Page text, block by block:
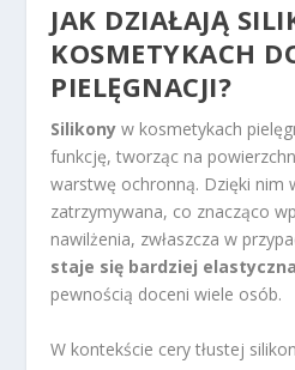
JAK DZIAŁAJĄ
KOSMETYKACH
PIELĘGNACJI?
Silikony w kosmetykach
funkcję, tworząc na
warstwę ochronną. Dzięki nim
zatrzymywana, co znacząco
nawilżenia, zwłaszcza w
staje się bardziej
pewnością doceni wiele osób.
W kontekście cery tłustej